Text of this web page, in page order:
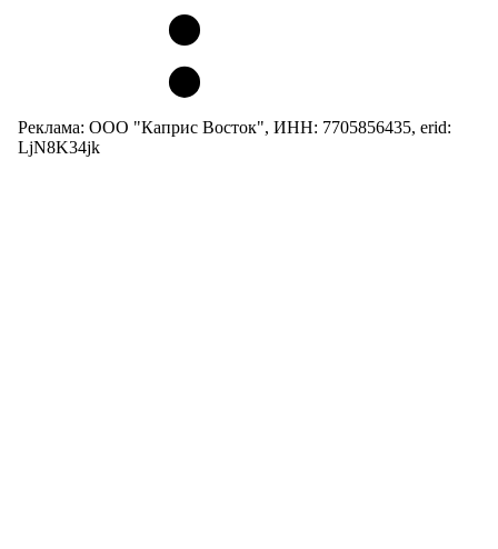
Реклама: ООО "Каприс Восток", ИНН: 7705856435, erid:
LjN8K34jk